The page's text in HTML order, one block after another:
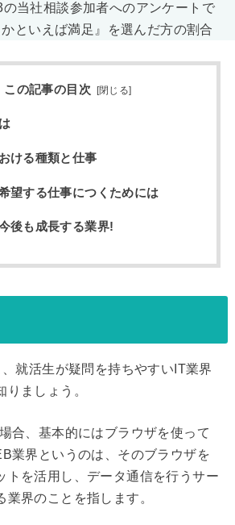
当社相談参加者へのアンケートで
かといえば満足』を選んだ方の割合
この記事の目次 [閉じる]
ける種類と仕事
望する仕事につくためには
後も成長する業界!
就活生が疑問を持ちやすいIT業界
りましょう。
合、基本的にはブラウザを使って
業界というのは、そのブラウザを
トを活用し、データ通信を行うサー
業界のことを指します。